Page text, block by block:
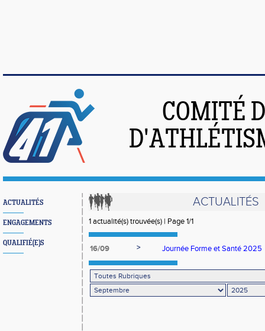
COMITÉ
ACTUALITÉS
ENGAGEMENTS
QUALIFIÉ(E)S
ACTUALITÉS
1 actualité(s) trouvée(s) | Page 1/1
16/09 > Journée Forme et Santé 2025